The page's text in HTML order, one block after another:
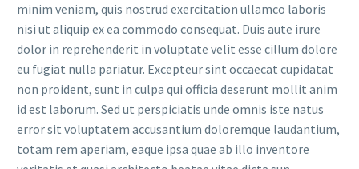
minim veniam, quis nostrud exercitation ullamco laboris
nisi ut aliquip ex ea commodo consequat. Duis aute irure
dolor in reprehenderit in voluptate velit esse cillum dolore
eu fugiat nulla pariatur. Excepteur sint occaecat cupidatat
non proident, sunt in culpa qui officia deserunt mollit anim
id est laborum. Sed ut perspiciatis unde omnis iste natus
error sit voluptatem accusantium doloremque laudantium,
totam rem aperiam, eaque ipsa quae ab illo inventore